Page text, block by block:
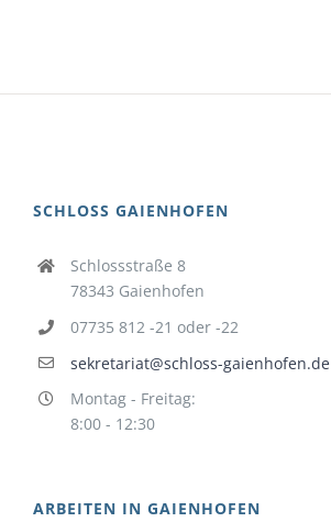
SCHLOSS GAIENHOFEN
Schlossstraße 8
78343 Gaienhofen
07735 812 -21 oder -22
sekretariat@schloss-gaienhofen.de
Montag - Freitag:
8:00 - 12:30
ARBEITEN IN GAIENHOFEN